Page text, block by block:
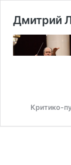
Дмитрий
Критико-